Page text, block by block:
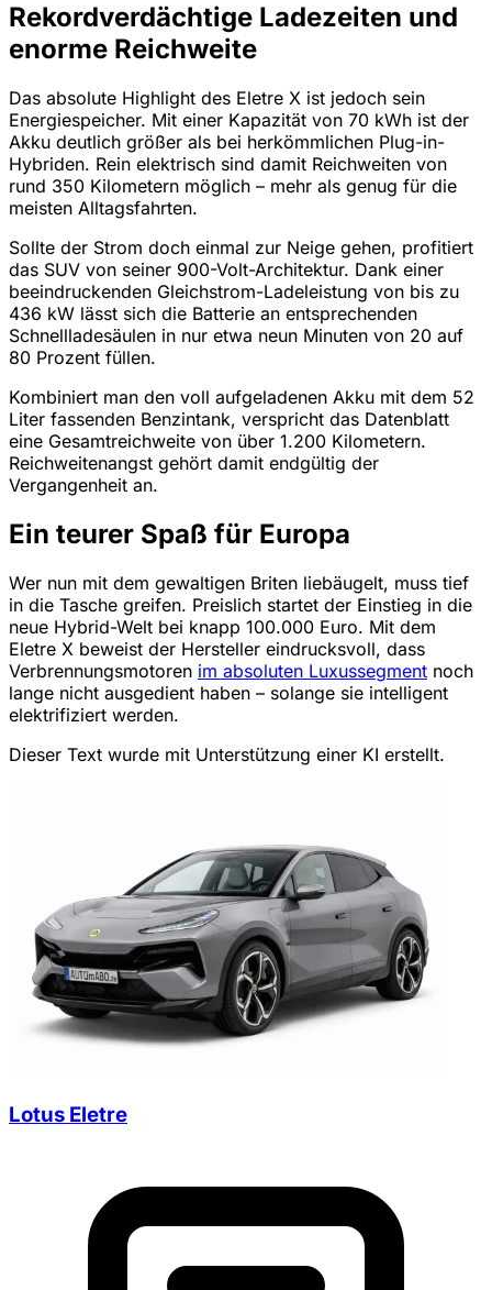
Rekordverdächtige Ladezeiten und
enorme Reichweite
Das absolute Highlight des Eletre X ist jedoch sein
Energiespeicher. Mit einer Kapazität von 70 kWh ist der
Akku deutlich größer als bei herkömmlichen Plug-in-
Hybriden. Rein elektrisch sind damit Reichweiten von
rund 350 Kilometern möglich – mehr als genug für die
meisten Alltagsfahrten.
Sollte der Strom doch einmal zur Neige gehen, profitiert
das SUV von seiner 900-Volt-Architektur. Dank einer
beeindruckenden Gleichstrom-Ladeleistung von bis zu
436 kW lässt sich die Batterie an entsprechenden
Schnellladesäulen in nur etwa neun Minuten von 20 auf
80 Prozent füllen.
Kombiniert man den voll aufgeladenen Akku mit dem 52
Liter fassenden Benzintank, verspricht das Datenblatt
eine Gesamtreichweite von über 1.200 Kilometern.
Reichweitenangst gehört damit endgültig der
Vergangenheit an.
Ein teurer Spaß für Europa
Wer nun mit dem gewaltigen Briten liebäugelt, muss tief
in die Tasche greifen. Preislich startet der Einstieg in die
neue Hybrid-Welt bei knapp 100.000 Euro. Mit dem
Eletre X beweist der Hersteller eindrucksvoll, dass
Verbrennungsmotoren im absoluten Luxussegment noch
lange nicht ausgedient haben – solange sie intelligent
elektrifiziert werden.
Dieser Text wurde mit Unterstützung einer KI erstellt.
Lotus Eletre